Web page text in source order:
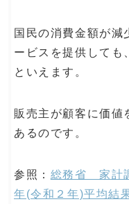
国民の消費金額が減
ービスを提供しても
といえます。
販売主が顧客に価値
あるのです。
参照： 総務省 家計
年(令和２年)平均結